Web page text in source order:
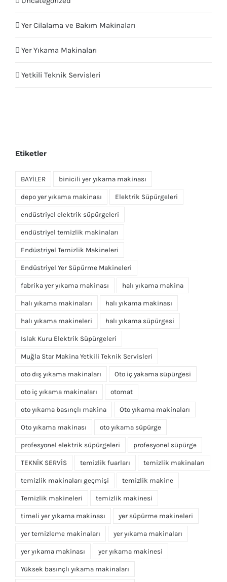
Yer Cilalama ve Bakım Makinaları
Yer Yıkama Makinaları
Yetkili Teknik Servisleri
Etiketler
BAYİLER binicili yer yıkama makinası
depo yer yıkama makinası Elektrik Süpürgeleri
endüstriyel elektrik süpürgeleri
endüstriyel temizlik makinaları
Endüstriyel Temizlik Makineleri
Endüstriyel Yer Süpürme Makineleri
fabrika yer yıkama makinası halı yıkama makina
halı yıkama makinaları halı yıkama makinası
halı yıkama makineleri halı yıkama süpürgesi
Islak Kuru Elektrik Süpürgeleri
Muğla Star Makina Yetkili Teknik Servisleri
oto dış yıkama makinaları Oto iç yakama süpürgesi
oto iç yıkama makinaları otomat
oto yıkama basınçlı makina Oto yıkama makinaları
Oto yıkama makinası oto yıkama süpürge
profesyonel elektrik süpürgeleri profesyonel süpürge
TEKNİK SERVİS temizlik fuarları temizlik makinaları
temizlik makinaları geçmişi temizlik makine
Temizlik makineleri temizlik makinesi
timeli yer yıkama makinası yer süpürme makineleri
yer temizleme makinaları yer yıkama makinaları
yer yıkama makinası yer yıkama makinesi
Yüksek basınçlı yıkama makinaları